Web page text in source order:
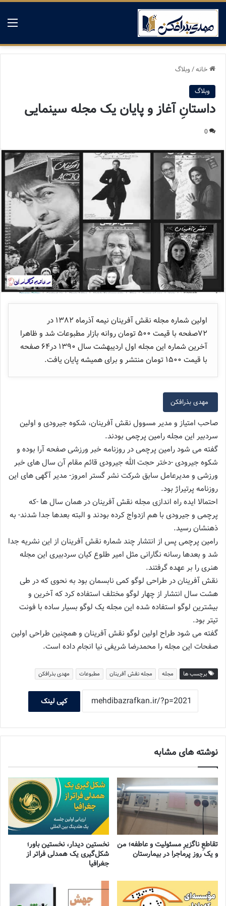
خانه/وبلاگ
وبلاگ
داستانِ آغاز و پایان یک مجله سینمایی
0
اولین شماره مجله نقش آفرینان نیمه آذرماه ۱۳۸۲ در
۷۲صفحه با قیمت ۵۰۰ تومان روانه بازار مطبوعات شد و ظاهرا
آخرین شماره این مجله اول اردیبهشت سال ۱۳۹۰ در۶۴ صفحه
با قیمت ۱۵۰۰ تومان منتشر و برای همیشه پایان یافت.
مهدی بذرافکن
صاحب امتیاز و مدیر مسوول نقش آفرینان، شکوه جیرودی و اولین
سردبیر این مجله رامین پرچمی بودند.
گفته می شود رامین پرچمی در روزنامه خبر ورزشی صفحه آرا بوده و
شکوه جیرودی -دختر حجت الله جیرودی قائم مقام آن سال های خبر
ورزشی و مدیرعامل سابق شرکت نشر گستر امروز- مدیر آگهی های این
روزنامه پرتیراژ بود.
احتمالا ایده راه اندازی مجله نقش آفرینان در همان سال ها -که
پرچمی و جیرودی با هم ازدواج کرده بودند و البته بعدها جدا شدند- به
ذهنشان رسید.
رامین پرچمی پس از انتشار چند شماره نقش آفرینان از این نشریه جدا
شد و بعدها رسانه نگارانی مثل امیر طلوع کیان سردبیری این مجله
هنری را بر عهده گرفتند.
نقش آفرینان در طراحی لوگو کمی نابسمان بود به نحوی که در طی
هشت سال انتشار از چهار لوگو مختلف استفاده کرد که آخرین و
بیشترین لوگو استفاده شده این مجله یک لوگو بسیار ساده با فونت
تیتر بود.
گفته می شود طراح اولین لوگو نقش آفرینان و همچنین طراحی اولین
صفحات این مجله را محمدرضا شریفی نیا انجام داده است.
برچسب ها مجله مجله نقش آفرینان مطبوعات مهدی بذرافکن
کپی لینک
نوشته های مشابه
تقاطعِ ناگزیرِ مسئولیت و عاطفه؛ من
و یک روز پرماجرا در بیمارستان
نخستین دیدار، نخستین باور؛
شکل‌گیری یک همدلی فراتر از
جغرافیا